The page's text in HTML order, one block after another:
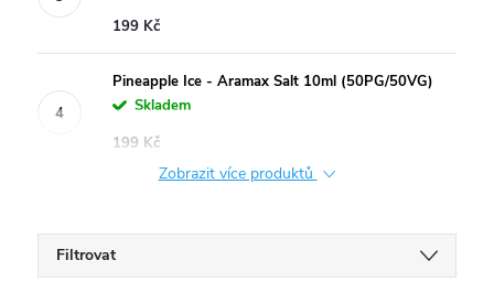
199 Kč
Pineapple Ice - Aramax Salt 10ml (50PG/50VG)
Skladem
199 Kč
Zobrazit více produktů
Filtrovat